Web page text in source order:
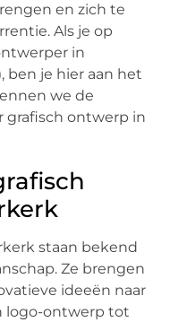
en zich te
Als je op
in
ben je hier aan het
we de
grafisch ontwerp in
staan bekend
Ze brengen
ideeën naar
logo-ontwerp tot